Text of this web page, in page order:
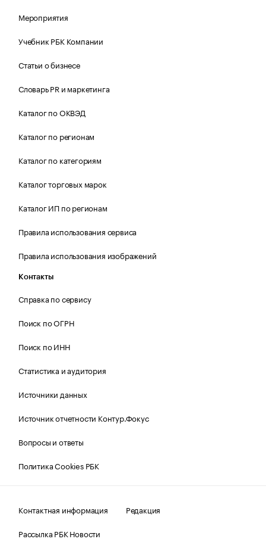
Мероприятия
Учебник РБК Компании
Статьи о бизнесе
Словарь PR и маркетинга
Каталог по ОКВЭД
Каталог по регионам
Каталог по категориям
Каталог торговых марок
Каталог ИП по регионам
Правила использования сервиса
Правила использования изображений
Контакты
Справка по сервису
Поиск по ОГРН
Поиск по ИНН
Статистика и аудитория
Источники данных
Источник отчетности Контур.Фокус
Вопросы и ответы
Политика Cookies РБК
Контактная информация
Редакция
Рассылка РБК Новости